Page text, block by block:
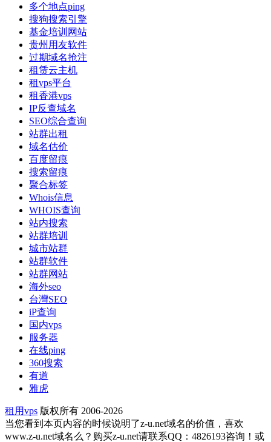
多个地点ping
搜狗搜索引擎
基金培训网站
贵州用友软件
过期域名抢注
租赁云主机
租vps平台
租香港vps
IP反查域名
SEO综合查询
站群出租
域名估价
百度留痕
搜索留痕
聚合标签
Whois信息
WHOIS查询
站内搜索
站群培训
城市站群
站群软件
站群网站
海外seo
台灣SEO
iP查询
国内vps
服务器
在线ping
360搜索
有道
雅虎
租用vps 版权所有 2006-2026
当您看到本页内容的时候说明了z-u.net域名的价值，喜欢
www.z-u.net域名么？购买z-u.net请联系QQ：4826193咨询！或